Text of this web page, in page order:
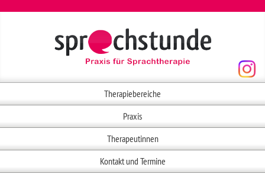
Therapiebereiche
Praxis
Therapeutinnen
Kontakt und Termine